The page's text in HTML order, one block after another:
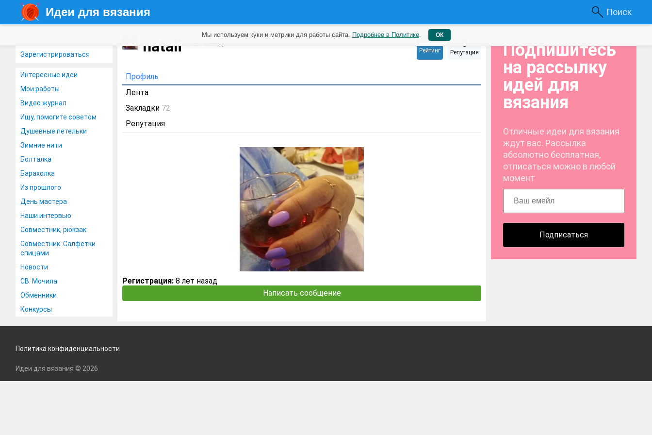
Идеи для вязания Поиск
Зарегистрироваться
Интересные идеи
Мои работы
Видео журнал
Ищу, помогите советом
Душевные петельки
Зимние нити
Болталка
Барахолка
Из прошлого
День мастера
Наши интервью
Совместник, рюкзак
Совместник. Салфетки
спицами
Новости
СВ. Мочила
Обменники
Конкурсы
natali 0
Рейтинг
0
Репутация
Профиль
Лента
Закладки 72
Репутация
Регистрация: 8 лет назад
Написать сообщение
Подпишитесь
на рассылку
идей для
вязания
Отличные идеи для вязания
ждут вас. Рассылка
абсолютно бесплатная,
отписаться можно в любой
момент
Подписаться
Мы используем куки и метрики для работы сайта. Подробнее в Политике. ОК
Политика конфиденциальности
Идеи для вязания © 2026